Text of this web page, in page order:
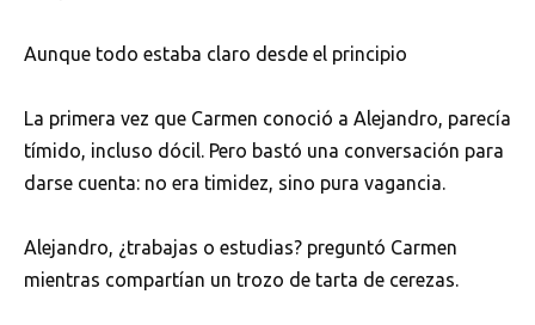
Aunque todo estaba claro desde el principio
La primera vez que Carmen conoció a Alejandro, parecía
tímido, incluso dócil. Pero bastó una conversación para
darse cuenta: no era timidez, sino pura vagancia.
Alejandro, ¿trabajas o estudias? preguntó Carmen
mientras compartían un trozo de tarta de cerezas.